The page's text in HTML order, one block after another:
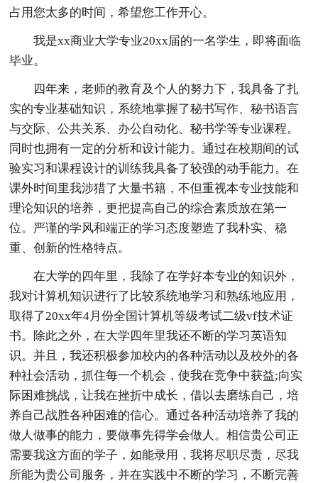
占用您太多的时间，希望您工作开心。
我是xx商业大学专业20xx届的一名学生，即将面临
毕业。
四年来，老师的教育及个人的努力下，我具备了扎
实的专业基础知识，系统地掌握了秘书写作、秘书语言
与交际、公共关系、办公自动化、秘书学等专业课程。
同时也拥有一定的分析和设计能力。通过在校期间的试
验实习和课程设计的训练我具备了较强的动手能力。在
课外时间里我涉猎了大量书籍，不但重视本专业技能和
理论知识的培养，更把提高自己的综合素质放在第一
位。严谨的学风和端正的学习态度塑造了我朴实、稳
重、创新的性格特点。
在大学的四年里，我除了在学好本专业的知识外，
我对计算机知识进行了比较系统地学习和熟练地应用，
取得了20xx年4月份全国计算机等级考试二级vf技术证
书。除此之外，在大学四年里我还不断的学习英语知
识。并且，我还积极参加校内的各种活动以及校外的各
种社会活动，抓住每一个机会，使我在竞争中获益;向实
际困难挑战，让我在挫折中成长，借以去磨练自己，培
养自己战胜各种困难的信心。通过各种活动培养了我的
做人做事的能力，要做事先得学会做人。相信贵公司正
需要我这方面的学子，如能录用，我将尽职尽责，尽我
所能为贵公司服务，并在实践中不断的学习，不断完善